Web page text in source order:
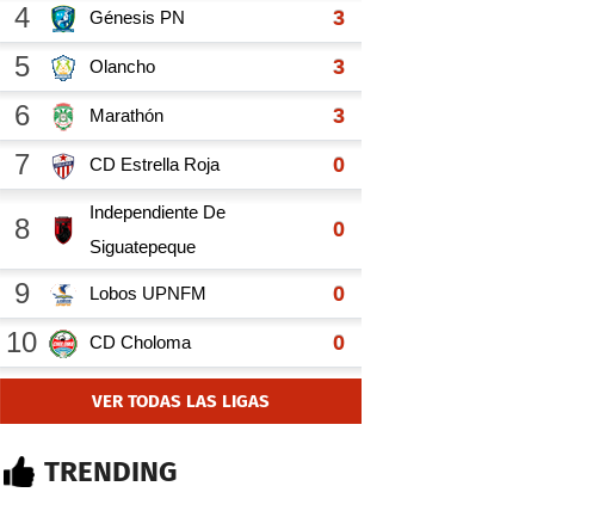
VER TODAS LAS LIGAS
TRENDING